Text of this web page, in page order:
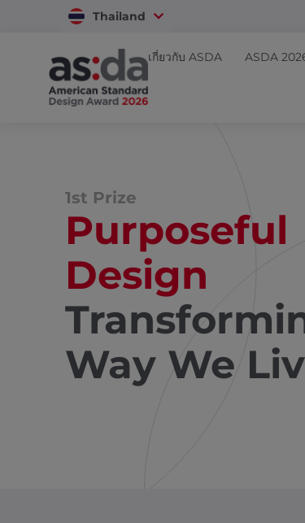
Thailand
Vietnam
เกี่ยวกับ ASDA ASDA
1st Prize
Purposeful
Design
Way We